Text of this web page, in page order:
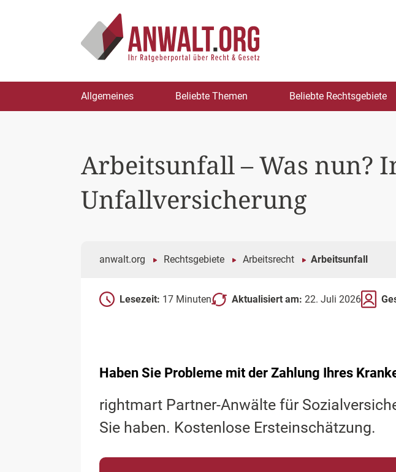
springen
Allgemeines Beliebte Themen Beliebte Rechtsgebiete
Arbeitsunfall – Was nun?
Unfallversicherung
anwalt.org Rechtsgebiete Arbeitsrecht Arbeitsunfall
Lesezeit: 17 Minuten Aktualisiert am: 22. Juli 2026
Haben Sie Probleme mit der Zahlung Ihres
rightmart Partner-Anwälte für
Sie haben. Kostenlose Ersteinschätzung.